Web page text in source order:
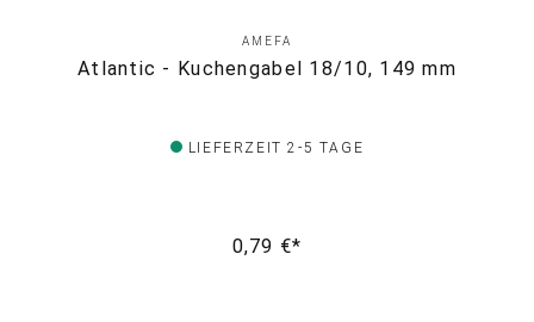
AMEFA
Atlantic - Kuchengabel 18/10, 149 mm
LIEFERZEIT 2-5 TAGE
0,79 €*